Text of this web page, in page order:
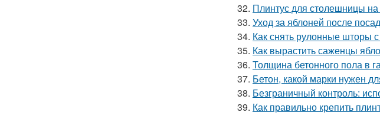
32. Плинтус для столешницы на
33. Уход за яблоней после
34. Как снять рулонные шторы
35. Как вырастить саженцы
36. Толщина бетонного пола в
37. Бетон, какой марки нужен
38. Безграничный контроль:
39. Как правильно крепить